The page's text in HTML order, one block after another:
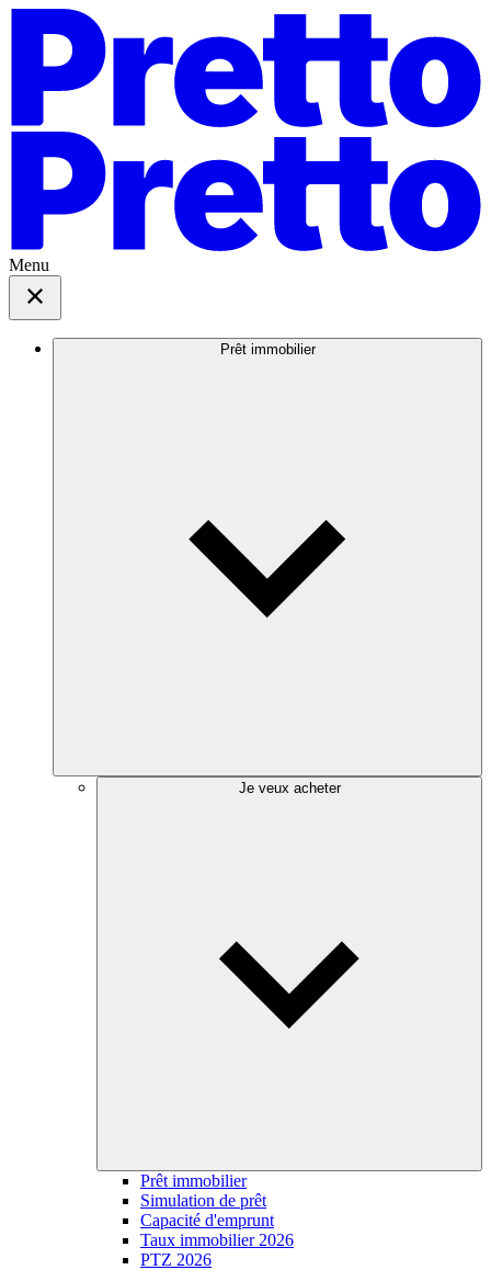
Menu
Prêt immobilier
Je veux acheter
Prêt immobilier
Simulation de prêt
Capacité d'emprunt
Taux immobilier 2026
PTZ 2026